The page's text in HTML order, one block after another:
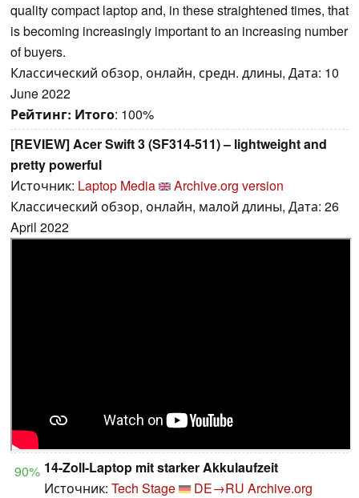
quality compact laptop and, in these straightened times, that
is becoming increasingly important to an increasing number
of buyers.
Классический обзор, онлайн, средн. длины, Дата: 10
June 2022
Рейтинг: Итого: 100%
[REVIEW] Acer Swift 3 (SF314-511) – lightweight and
pretty powerful
Источник: Laptop Media
Archive.org version
Классический обзор, онлайн, малой длины, Дата: 26
April 2022
90% 14-Zoll-Laptop mit starker Akkulaufzeit
Источник: Tech Stage DE→RU Archive.org